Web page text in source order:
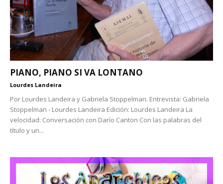
PIANO, PIANO SI VA LONTANO
Lourdes Landeira
Por Lourdes Landeira y Gabriela Stoppelman. Entrevista: Gabriela
Stoppelman - Lourdes Landeira Edición: Lourdes Landeira La
velocidad: Conversación con Darío Canton Con las palabras del
título y un...